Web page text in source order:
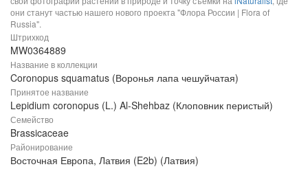
они станут частью нашего нового проекта "Флора России | Flora of
Russia".
Штрихкод
MW0364889
Название в коллекции
Coronopus squamatus (Воронья лапа чешуйчатая)
Принятое название
Lepidium coronopus (L.) Al-Shehbaz (Клоповник перистый)
Семейство
Brassicaceae
Районирование
Восточная Европа, Латвия (E2b) (Латвия)